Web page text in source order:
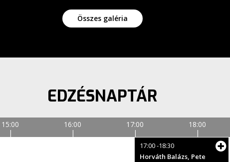
Összes galéria
EDZÉSNAPTÁR
15:00 16:00 17:00 18:00
17:00 -18:30
Horváth Balázs, Pete